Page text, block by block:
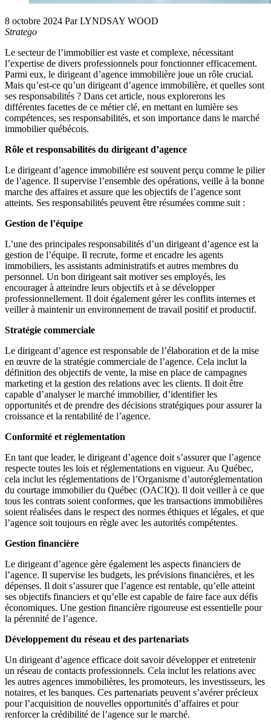
8 octobre 2024 Par LYNDSAY WOOD
Stratego
Le secteur de l’immobilier est vaste et complexe, nécessitant
l’expertise de divers professionnels pour fonctionner efficacement.
Parmi eux, le dirigeant d’agence immobilière joue un rôle crucial.
Mais qu’est-ce qu’un dirigeant d’agence immobilière, et quelles sont
ses responsabilités ? Dans cet article, nous explorerons les
différentes facettes de ce métier clé, en mettant en lumière ses
compétences, ses responsabilités, et son importance dans le marché
immobilier québécois.
Rôle et responsabilités du dirigeant d’agence
Le dirigeant d’agence immobilière est souvent perçu comme le pilier
de l’agence. Il supervise l’ensemble des opérations, veille à la bonne
marche des affaires et assure que les objectifs de l’agence sont
atteints. Ses responsabilités peuvent être résumées comme suit :
Gestion de l’équipe
L’une des principales responsabilités d’un dirigeant d’agence est la
gestion de l’équipe. Il recrute, forme et encadre les agents
immobiliers, les assistants administratifs et autres membres du
personnel. Un bon dirigeant sait motiver ses employés, les
encourager à atteindre leurs objectifs et à se développer
professionnellement. Il doit également gérer les conflits internes et
veiller à maintenir un environnement de travail positif et productif.
Stratégie commerciale
Le dirigeant d’agence est responsable de l’élaboration et de la mise
en œuvre de la stratégie commerciale de l’agence. Cela inclut la
définition des objectifs de vente, la mise en place de campagnes
marketing et la gestion des relations avec les clients. Il doit être
capable d’analyser le marché immobilier, d’identifier les
opportunités et de prendre des décisions stratégiques pour assurer la
croissance et la rentabilité de l’agence.
Conformité et réglementation
En tant que leader, le dirigeant d’agence doit s’assurer que l’agence
respecte toutes les lois et réglementations en vigueur. Au Québec,
cela inclut les réglementations de l’Organisme d’autoréglementation
du courtage immobilier du Québec (OACIQ). Il doit veiller à ce que
tous les contrats soient conformes, que les transactions immobilières
soient réalisées dans le respect des normes éthiques et légales, et que
l’agence soit toujours en règle avec les autorités compétentes.
Gestion financière
Le dirigeant d’agence gère également les aspects financiers de
l’agence. Il supervise les budgets, les prévisions financières, et les
dépenses. Il doit s’assurer que l’agence est rentable, qu’elle atteint
ses objectifs financiers et qu’elle est capable de faire face aux défis
économiques. Une gestion financière rigoureuse est essentielle pour
la pérennité de l’agence.
Développement du réseau et des partenariats
Un dirigeant d’agence efficace doit savoir développer et entretenir
un réseau de contacts professionnels. Cela inclut les relations avec
les autres agences immobilières, les promoteurs, les investisseurs, les
notaires, et les banques. Ces partenariats peuvent s’avérer précieux
pour l’acquisition de nouvelles opportunités d’affaires et pour
renforcer la crédibilité de l’agence sur le marché.